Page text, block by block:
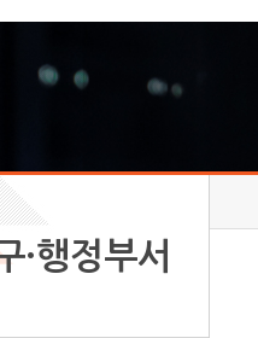
·행정부서